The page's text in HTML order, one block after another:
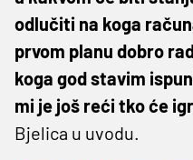
odlučiti na koga
prvom planu dobro
koga god stavim
mi je još reći tko će
Bjelica u uvodu.